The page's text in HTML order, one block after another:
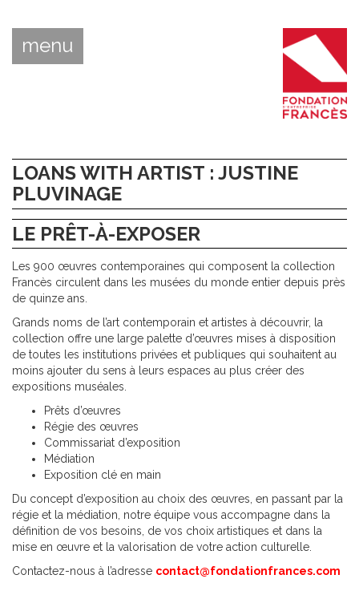
menu
LOANS WITH ARTIST : JUSTINE
PLUVINAGE
LE PRÊT-À-EXPOSER
Les 900 œuvres contemporaines qui composent la collection
Francès circulent dans les musées du monde entier depuis près
de quinze ans.
Grands noms de l’art contemporain et artistes à découvrir, la
collection offre une large palette d’œuvres mises à disposition
de toutes les institutions privées et publiques qui souhaitent au
moins ajouter du sens à leurs espaces au plus créer des
expositions muséales.
Prêts d’œuvres
Régie des œuvres
Commissariat d’exposition
Médiation
Exposition clé en main
Du concept d’exposition au choix des œuvres, en passant par la
régie et la médiation, notre équipe vous accompagne dans la
définition de vos besoins, de vos choix artistiques et dans la
mise en œuvre et la valorisation de votre action culturelle.
Contactez-nous à l’adresse contact@fondationfrances.com